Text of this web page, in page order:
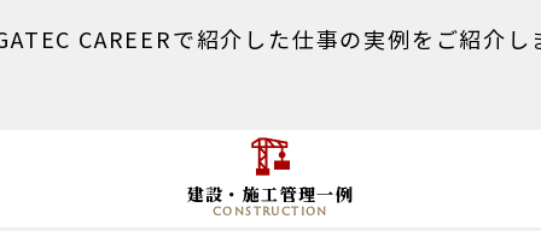
CAREERで紹介した仕事の実例をご紹介し
建設・施工管理一例
construction